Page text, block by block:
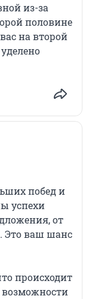
из-за
половине
на второй
побед и
успехи
от
Это ваш шанс
происходит